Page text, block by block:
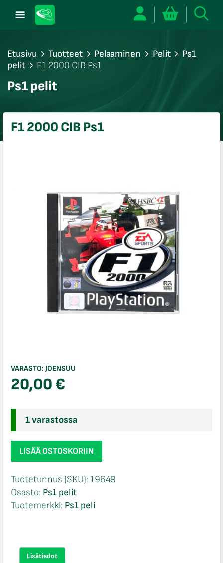
Etusivu Tuotteet Pelaaminen Pelit
Ps1
pelit
F1 2000 CIB Ps1
Ps1 pelit
F1 2000 CIB Ps1
VARASTO: JOENSUU
20,00€
1 varastossa
2000
Ps1
määrä
LISÄÄ OSTOSKORIIN
Tuotetunnus (SKU): 19649
Osasto: Ps1 pelit
Tuotemerkki: Ps1 peli
Lisätiedot
sulje
sulje